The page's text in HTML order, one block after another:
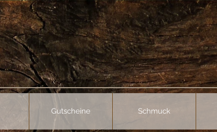
Gutscheine Schmuck